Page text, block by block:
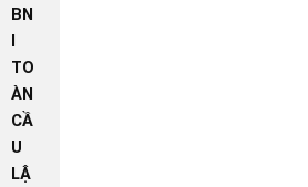
BN
I
TO
ÀN
CẦ
U
LẬ